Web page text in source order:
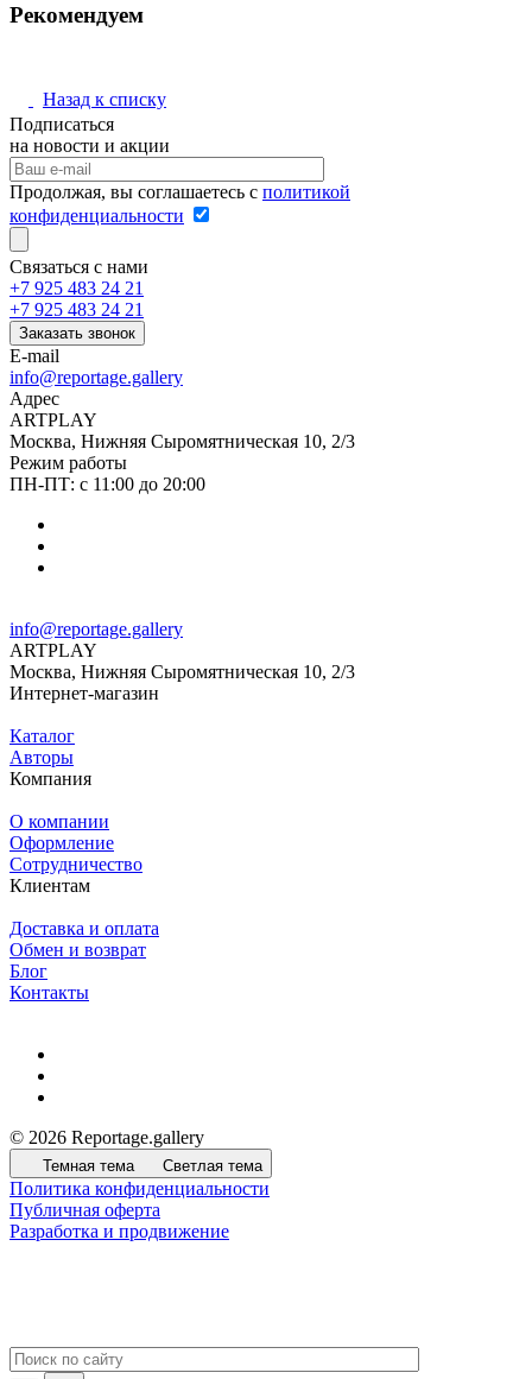
Рекомендуем
Назад к списку
Подписаться
на новости и акции
Продолжая, вы соглашаетесь с политикой
конфиденциальности
Связаться с нами
+7 925 483 24 21
+7 925 483 24 21
Заказать звонок
E-mail
info@reportage.gallery
Адрес
ARTPLAY
Москва, Нижняя Сыромятническая 10, 2/3
Режим работы
ПН-ПТ: с 11:00 до 20:00
info@reportage.gallery
ARTPLAY
Москва, Нижняя Сыромятническая 10, 2/3
Интернет-магазин
Каталог
Авторы
Компания
О компании
Оформление
Сотрудничество
Клиентам
Доставка и оплата
Обмен и возврат
Блог
Контакты
© 2026 Reportage.gallery
Темная тема Светлая тема
Политика конфиденциальности
Публичная оферта
Разработка и продвижение